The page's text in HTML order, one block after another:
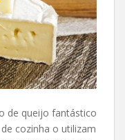
de queijo fantástico
cozinha o utilizam